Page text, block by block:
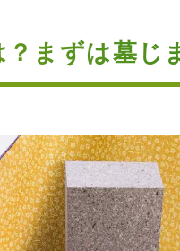
まずは墓じ